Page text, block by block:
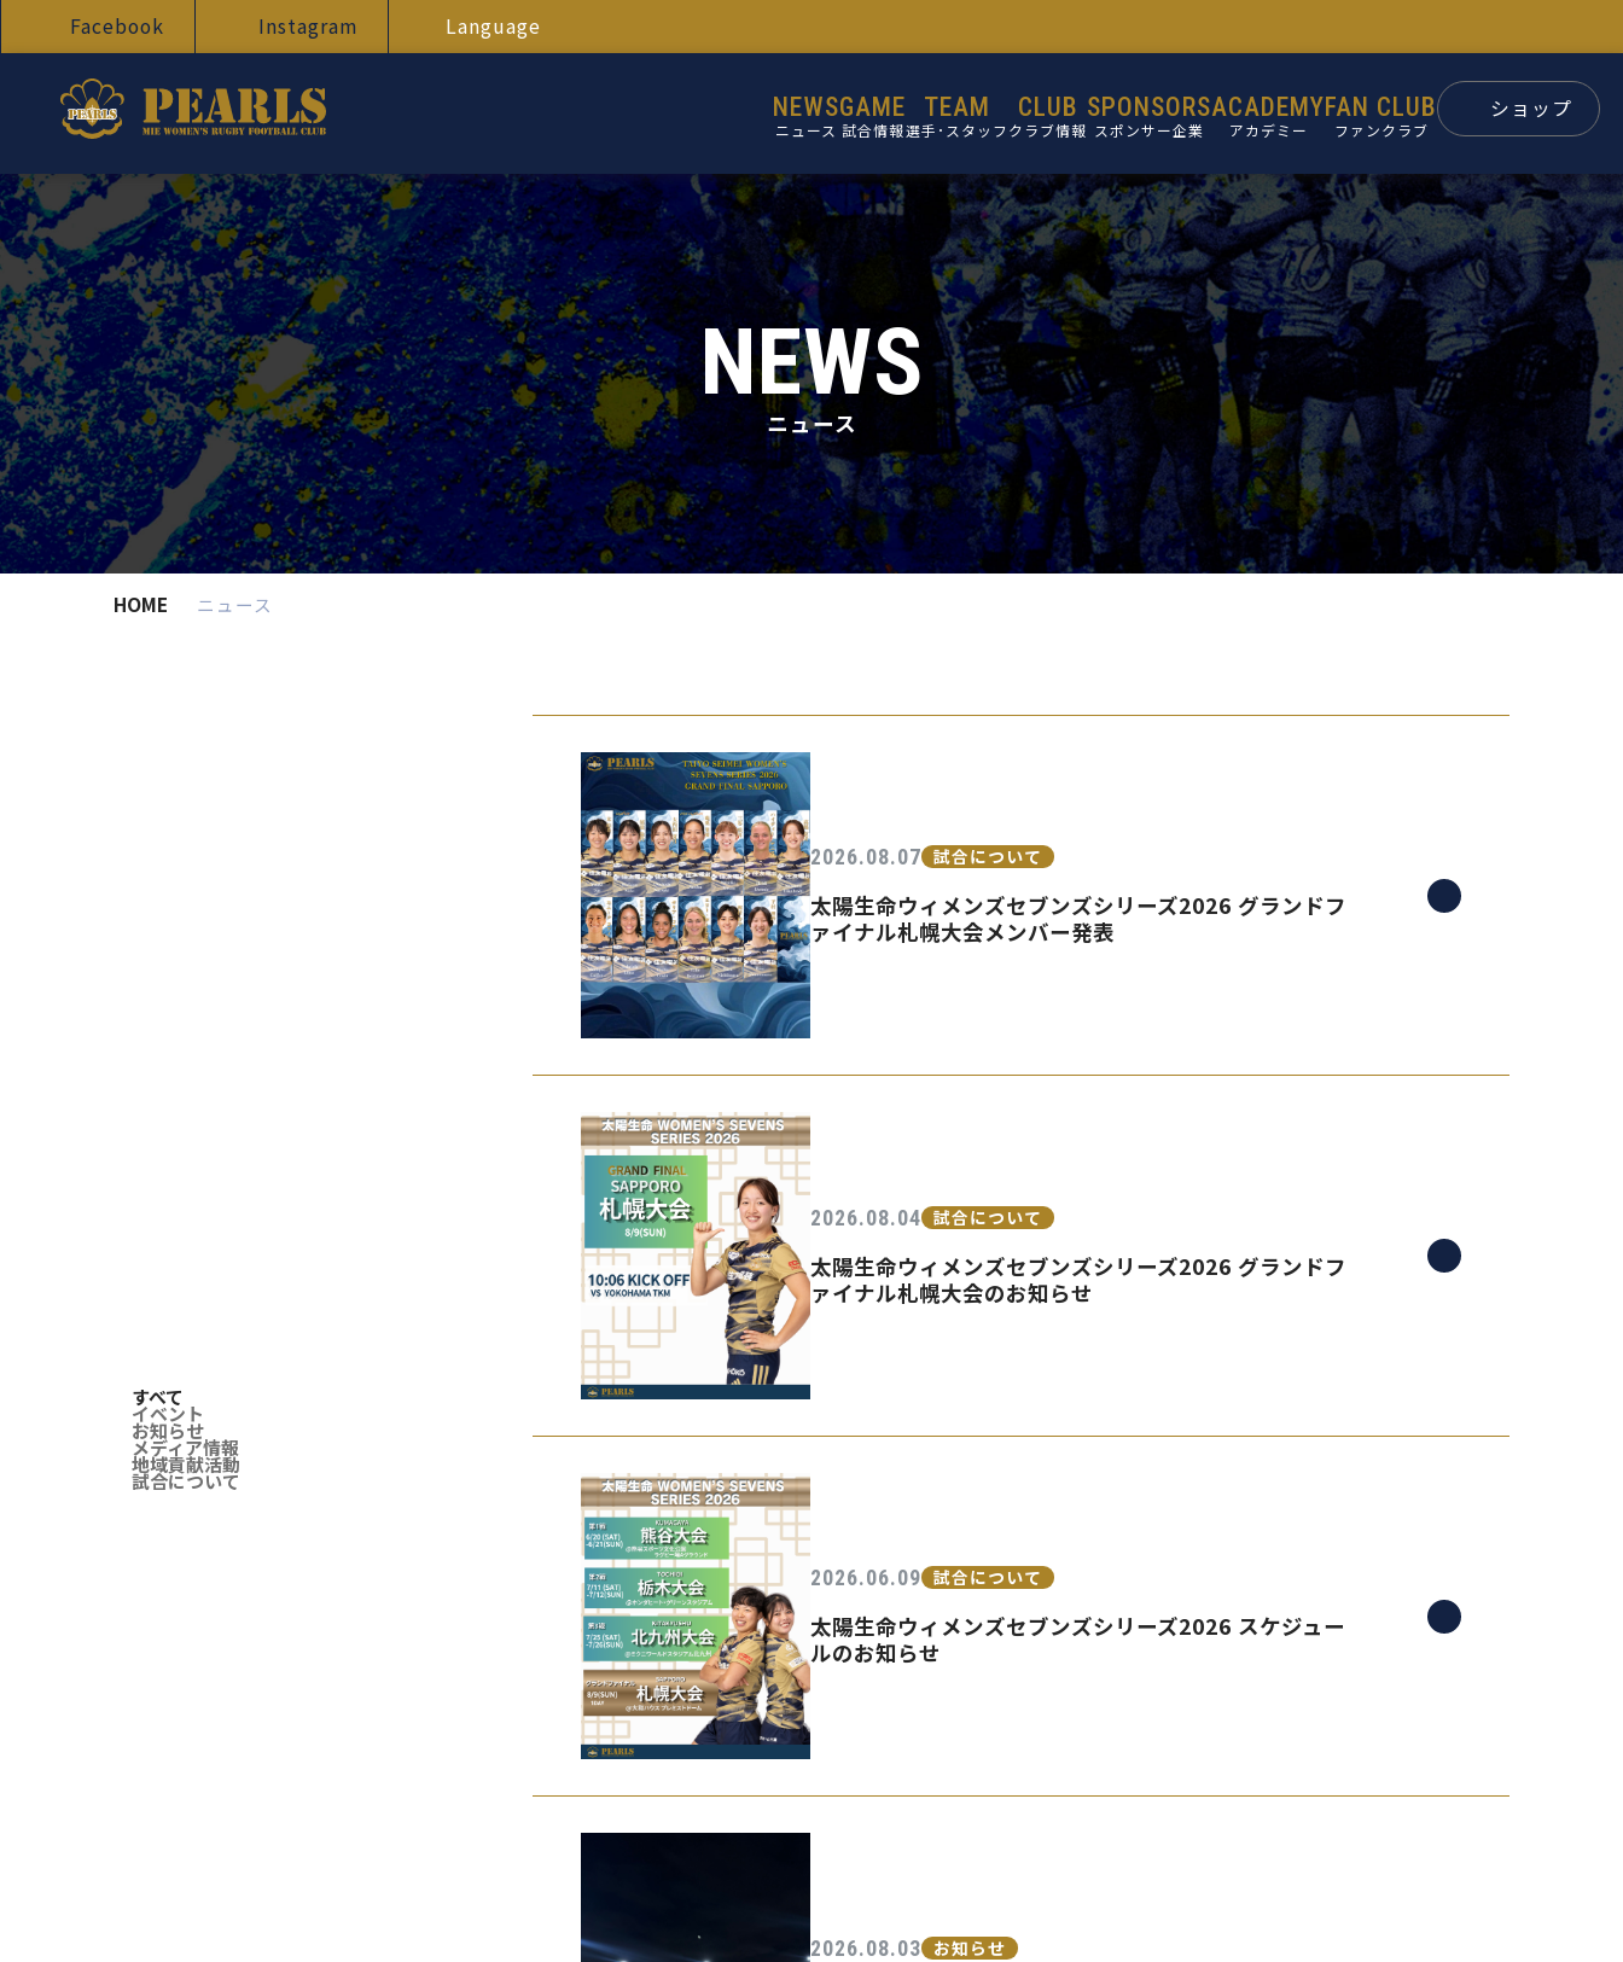
Facebook Instagram Language
NEWS
ニュース
GAME
試合情報
TEAM
選手･スタッフ
選手
スタッフ
CLUB
クラブ情報
設立目的
活動理念
ミッション
ビジョン
コア・バリュー
クラブ概要
施設紹介
クラブ沿革
PEARLSの取り組み
SPONSORS
スポンサー企業
スポンサー
パートナー
後援会
ACADEMY
アカデミー
FAN CLUB
ファンクラブ
ショップ
NEWS
ニュース
HOME ニュース
すべて
イベント
お知らせ
メディア情報
地域貢献活動
試合について
2026.08.07 試合について
太陽生命ウィメンズセブンズシリーズ2026 グランドフ
ァイナル札幌大会メンバー発表
2026.08.04 試合について
太陽生命ウィメンズセブンズシリーズ2026 グランドフ
ァイナル札幌大会のお知らせ
2026.06.09 試合について
太陽生命ウィメンズセブンズシリーズ2026 スケジュー
ルのお知らせ
2026.08.03 お知らせ